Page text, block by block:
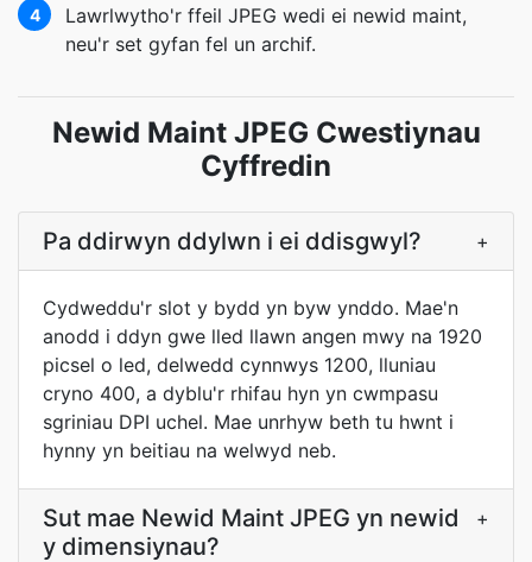
4
Lawrlwytho'r ffeil JPEG wedi ei newid maint,
neu'r set gyfan fel un archif.
Newid Maint JPEG Cwestiynau
Cyffredin
Pa ddirwyn ddylwn i ei ddisgwyl? +
Cydweddu'r slot y bydd yn byw ynddo. Mae'n
anodd i ddyn gwe lled llawn angen mwy na 1920
picsel o led, delwedd cynnwys 1200, lluniau
cryno 400, a dyblu'r rhifau hyn yn cwmpasu
sgriniau DPI uchel. Mae unrhyw beth tu hwnt i
hynny yn beitiau na welwyd neb.
Sut mae Newid Maint JPEG yn newid
y dimensiynau?
+